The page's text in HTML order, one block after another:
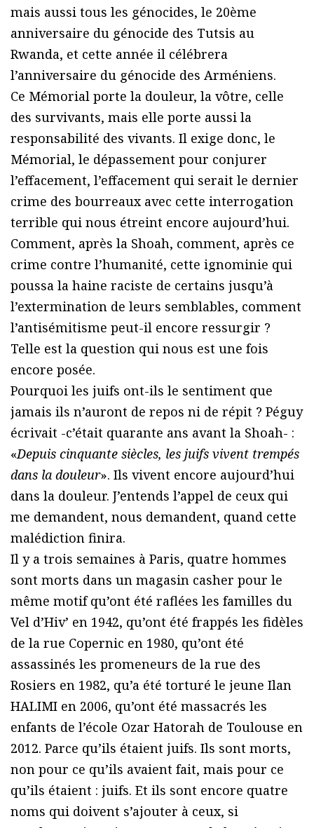
mais aussi tous les génocides, le 20ème
anniversaire du génocide des Tutsis au
Rwanda, et cette année il célébrera
l’anniversaire du génocide des Arméniens.
Ce Mémorial porte la douleur, la vôtre, celle
des survivants, mais elle porte aussi la
responsabilité des vivants. Il exige donc, le
Mémorial, le dépassement pour conjurer
l’effacement, l’effacement qui serait le dernier
crime des bourreaux avec cette interrogation
terrible qui nous étreint encore aujourd’hui.
Comment, après la Shoah, comment, après ce
crime contre l’humanité, cette ignominie qui
poussa la haine raciste de certains jusqu’à
l’extermination de leurs semblables, comment
l’antisémitisme peut-il encore ressurgir ?
Telle est la question qui nous est une fois
encore posée.
Pourquoi les juifs ont-ils le sentiment que
jamais ils n’auront de repos ni de répit ? Péguy
écrivait -c’était quarante ans avant la Shoah- :
«Depuis cinquante siècles, les juifs vivent trempés
dans la douleur». Ils vivent encore aujourd’hui
dans la douleur. J’entends l’appel de ceux qui
me demandent, nous demandent, quand cette
malédiction finira.
Il y a trois semaines à Paris, quatre hommes
sont morts dans un magasin casher pour le
même motif qu’ont été raflées les familles du
Vel d’Hiv’ en 1942, qu’ont été frappés les fidèles
de la rue Copernic en 1980, qu’ont été
assassinés les promeneurs de la rue des
Rosiers en 1982, qu’a été torturé le jeune Ilan
HALIMI en 2006, qu’ont été massacrés les
enfants de l’école Ozar Hatorah de Toulouse en
2012. Parce qu’ils étaient juifs. Ils sont morts,
non pour ce qu’ils avaient fait, mais pour ce
qu’ils étaient : juifs. Et ils sont encore quatre
noms qui doivent s’ajouter à ceux, si